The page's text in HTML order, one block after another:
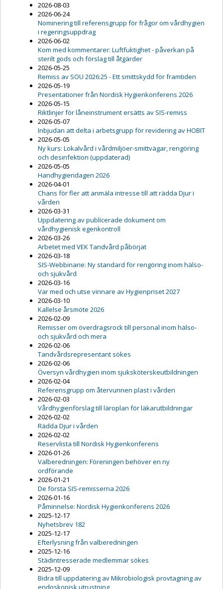
2026-08-03
2026-06-24
Nominering till referensgrupp för frågor om vårdhygien
i regeringsuppdrag
2026-06-02
Kom med kommentarer: Luftfuktighet - påverkan på
sterilt gods och förslag till åtgärder
2026-05-25
Remiss av SOU 2026:25 - Ett smittskydd för framtiden
2026-05-19
Presentationer från Nordisk Hygienkonferens 2026
2026-05-15
Riktlinjer för låneinstrument ersätts av SIS-remiss
2026-05-07
Inbjudan att delta i arbetsgrupp för revidering av HOBIT
2026-05-05
Ny kurs: Lokalvård i vårdmiljöer-smittvägar, rengöring
och desinfektion (uppdaterad)
2026-05-05
Handhygiendagen 2026
2026-04-01
Chans för fler att anmäla intresse till att rädda Djur i
vården
2026-03-31
Uppdatering av publicerade dokument om
vårdhygienisk egenkontroll
2026-03-26
Arbetet med VEK Tandvård påbörjat
2026-03-18
SIS-Webbinarie: Ny standard för rengöring inom hälso-
och sjukvård
2026-03-16
Var med och utse vinnare av Hygienpriset 2027
2026-03-10
Kallelse årsmöte 2026
2026-02-09
Remisser om överdragsrock till personal inom hälso-
och sjukvård och mera
2026-02-06
Tandvårdsrepresentant sökes
2026-02-06
Översyn vårdhygien inom sjuksköterskeutbildningen
2026-02-04
Referensgrupp om återvunnen plast i vården
2026-02-03
Vårdhygienförslag till läroplan för läkarutbildningar
2026-02-02
Rädda Djur i vården
2026-02-02
Reservlista till Nordisk Hygienkonferens
2026-01-26
Valberedningen: Föreningen behöver en ny
ordförande
2026-01-21
De första SIS-remisserna 2026
2026-01-16
Påminnelse: Nordisk Hygienkonferens 2026
2025-12-17
Nyhetsbrev 182
2025-12-17
Efterlysning från valberedningen
2025-12-16
Städintresserade medlemmar sökes
2025-12-09
Bidra till uppdatering av Mikrobiologisk provtagning av
endoskopisk utrustning